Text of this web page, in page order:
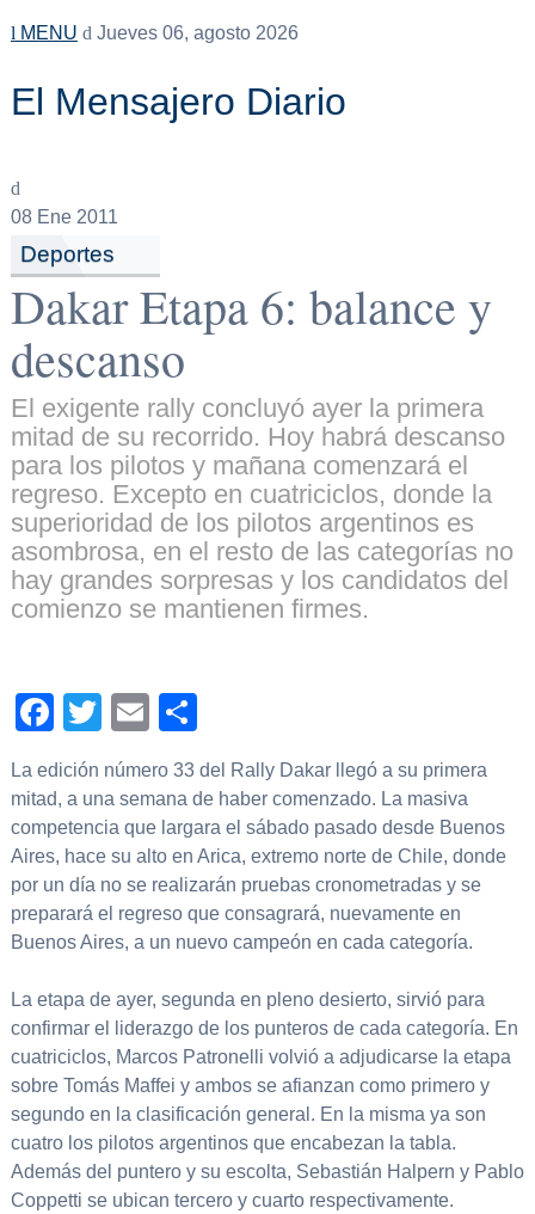
MENU Jueves 06, agosto 2026
El Mensajero Diario
08Ene 2011
Deportes
Dakar Etapa 6: balance y
descanso
El exigente rally concluyó ayer la primera
mitad de su recorrido. Hoy habrá descanso
para los pilotos y mañana comenzará el
regreso. Excepto en cuatriciclos, donde la
superioridad de los pilotos argentinos es
asombrosa, en el resto de las categorías no
hay grandes sorpresas y los candidatos del
comienzo se mantienen firmes.
Facebook
TwitterEmail
La edición número 33 del Rally Dakar llegó a su primera
mitad, a una semana de haber comenzado. La masiva
competencia que largara el sábado pasado desde Buenos
Aires, hace su alto en Arica, extremo norte de Chile, donde
por un día no se realizarán pruebas cronometradas y se
preparará el regreso que consagrará, nuevamente en
Buenos Aires, a un nuevo campeón en cada categoría.
La etapa de ayer, segunda en pleno desierto, sirvió para
confirmar el liderazgo de los punteros de cada categoría. En
cuatriciclos, Marcos Patronelli volvió a adjudicarse la etapa
sobre Tomás Maffei y ambos se afianzan como primero y
segundo en la clasificación general. En la misma ya son
cuatro los pilotos argentinos que encabezan la tabla.
Además del puntero y su escolta, Sebastián Halpern y Pablo
Coppetti se ubican tercero y cuarto respectivamente.